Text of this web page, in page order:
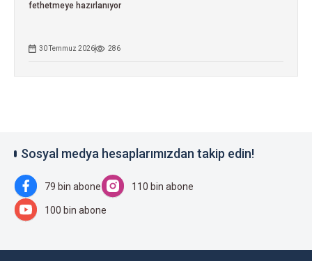
fethetmeye hazırlanıyor
30 Temmuz 2026 286
Sosyal medya hesaplarımızdan takip edin!
79 bin abone 110 bin abone
100 bin abone